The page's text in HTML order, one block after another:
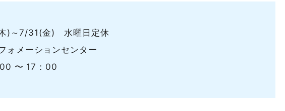
)～7/31(金) 水曜日定休
ォメーションセンター
〜 17：00